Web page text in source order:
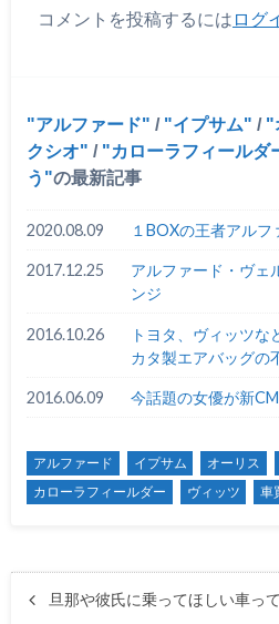
コメントを投稿するには ログ
アルファード / イプサム /
クシオ
/ カローラフィールダ
う
の最新記事
2020.08.09 １BOXの王者アルフ
2017.12.25
アルファード・ヴェ
ンジ
2016.10.26
トヨタ、ヴィッツな
カタ製エアバッグの
2016.06.09 今話題の女優が新
アルファード イプサム オーリス
カローラフィールダー
ヴィッツ 車
旦那や彼氏に乗ってほしい車っ